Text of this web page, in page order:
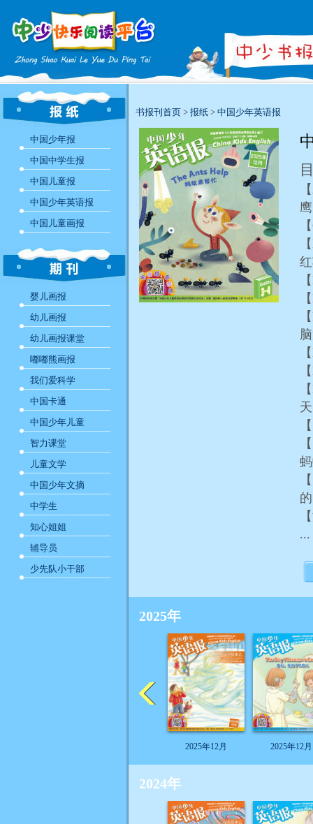
中国少年报
中国中学生报
中国儿童报
中国少年英语报
中国儿童画报
婴儿画报
幼儿画报
幼儿画报课堂
嘟嘟熊画报
我们爱科学
中国卡通
中国少年儿童
智力课堂
儿童文学
中国少年文摘
中学生
知心姐姐
辅导员
少先队小干部
书报刊首页 > 报纸 > 中国少年英语报
...
2025年
2025年12月 2025年12月
2024年